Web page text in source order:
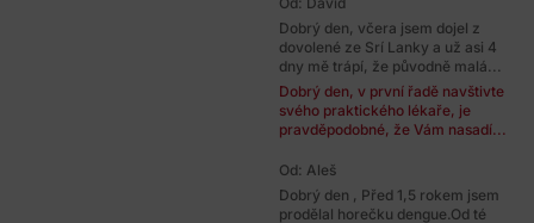
Dobrý den, včera jsem dojel z
dovolené ze Srí Lanky a už asi 4
dny mě trápí, že původně malá...
Dobrý den, v první řadě navštivte
svého praktického lékaře, je
pravděpodobné, že Vám nasadí...
Od: Aleš
Dobrý den , Před 1,5 rokem jsem
prodělal horečku dengue.Od té